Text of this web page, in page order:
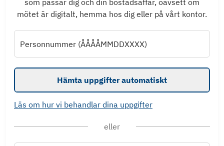
som passar dig och din bostadsaffär, oavsett om
mötet är digitalt, hemma hos dig eller på vårt kontor.
Personnummer (ÅÅÅÅMMDDXXXX)
Hämta uppgifter automatiskt
Läs om hur vi behandlar dina uppgifter
eller